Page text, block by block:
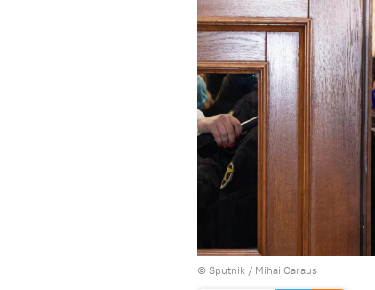
© Sputnik / Mihai Caraus